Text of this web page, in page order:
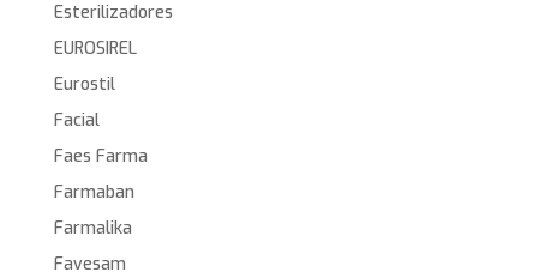
Esterilizadores
EUROSIREL
Eurostil
Facial
Faes Farma
Farmaban
Farmalika
Favesam